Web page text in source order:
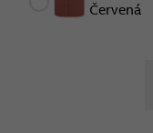
Červená